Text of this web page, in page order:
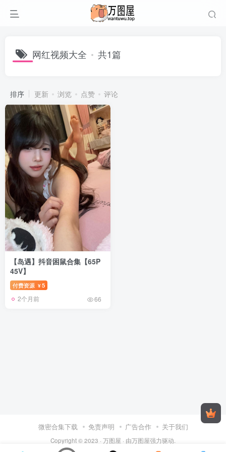
网红视频大全 共1篇
排序 更新 浏览 点赞 评论
【岛遇】抖音困鼠合集【65P
45V】
付费资源 ¥5
2个月前 66
微密合集下载 免责声明 广告合作 关于我们
Copyright © 2023 · 万图屋 · 由万图屋强力驱动.